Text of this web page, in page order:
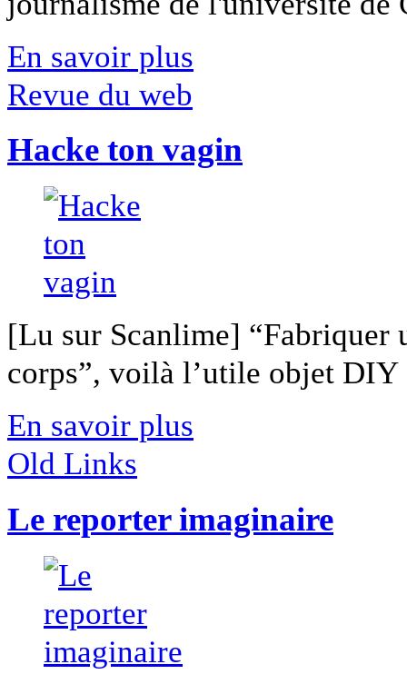
En savoir plus
Revue du web
Hacke ton vagin
[Lu sur Scanlime] “Fabriquer
corps”, voilà l’utile objet
En savoir plus
Old Links
Le reporter imaginaire